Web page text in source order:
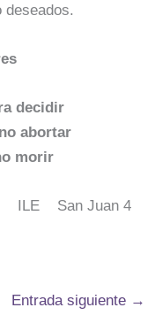
deseados.
decidir
abortar
morir
ILE San Juan 4
Entrada siguiente →